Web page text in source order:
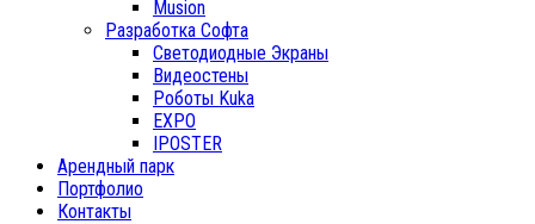
Musion
Разработка Софта
Светодиодные Экраны
Видеостены
Роботы Kuka
EXPO
IPOSTER
Арендный парк
Портфолио
Контакты